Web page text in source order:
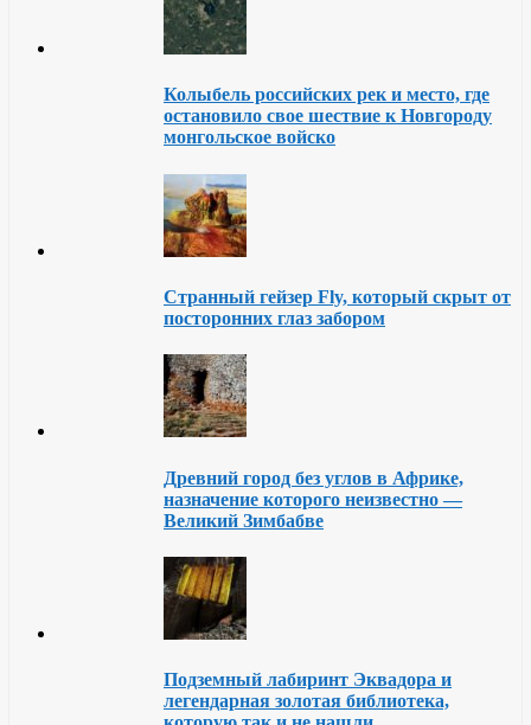
Колыбель российских рек и место, где
остановило свое шествие к Новгороду
монгольское войско
Странный гейзер Fly, который скрыт от
посторонних глаз забором
Древний город без углов в Африке,
назначение которого неизвестно —
Великий Зимбабве
Подземный лабиринт Эквадора и
легендарная золотая библиотека,